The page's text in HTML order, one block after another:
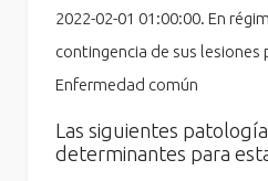
2022-02-01 01:00:00. En
contingencia de sus lesiones
Enfermedad común
Las siguientes
determinantes para